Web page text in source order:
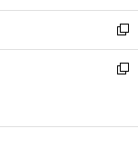
開
く
ウ
で
開
く
ン
ド
ウ
で
ウ
ィ
ン
ド
開
新
し
い
ン
新
ウ